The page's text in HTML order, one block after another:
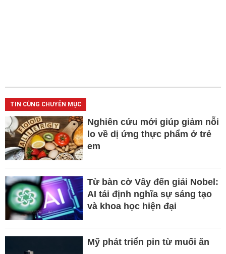
TIN CÙNG CHUYÊN MỤC
Nghiên cứu mới giúp giảm nỗi
lo về dị ứng thực phẩm ở trẻ
em
Từ bàn cờ Vây đến giải Nobel:
AI tái định nghĩa sự sáng tạo
và khoa học hiện đại
Mỹ phát triển pin từ muối ăn